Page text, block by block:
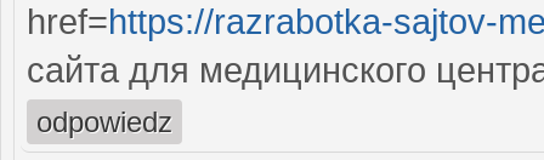
href=https://razrabotka-sajtov-
сайта для медицинского
odpowiedz